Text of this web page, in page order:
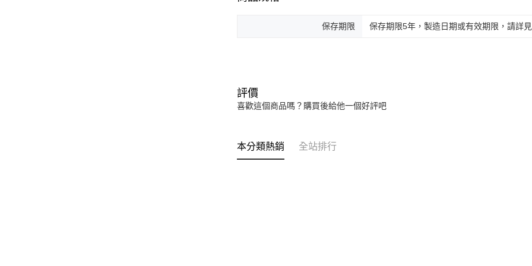
保存期限 保存期限5年，製造日期或有效期限，請詳
評價
喜歡這個商品嗎？購買後給他一個好評吧
本分類熱銷 全站排行